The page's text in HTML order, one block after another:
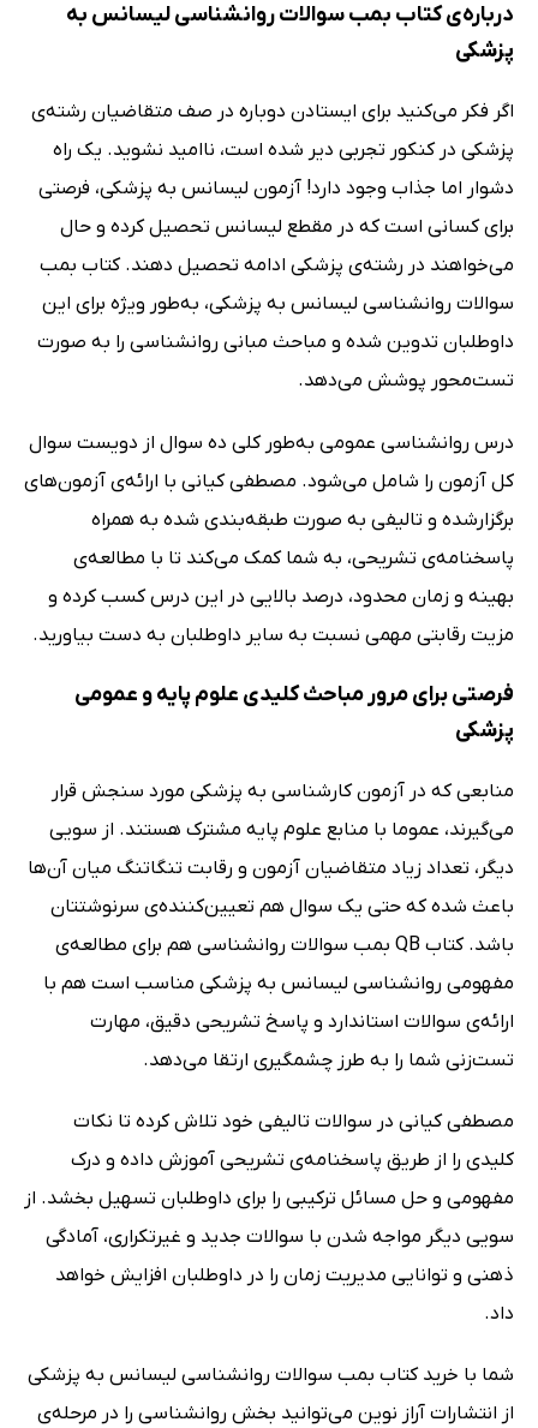
درباره‌ی کتاب بمب سوالات روانشناسی لیسانس به
پزشکی
اگر فکر می‌کنید برای ایستادن دوباره در صف متقاضیان رشته‌ی
پزشکی در کنکور تجربی دیر شده است، ناامید نشوید. یک راه
دشوار اما جذاب وجود دارد! آزمون لیسانس به پزشکی، فرصتی
برای کسانی است که در مقطع لیسانس تحصیل کرده و حال
می‌خواهند در رشته‌ی پزشکی ادامه تحصیل دهند. کتاب بمب
سوالات روانشناسی لیسانس به پزشکی، به‌طور ویژه برای این
داوطلبان تدوین شده و مباحث مبانی روانشناسی را به صورت
تست‌محور پوشش می‌دهد.
درس روانشناسی عمومی به‌طور کلی ده سوال از دویست سوال
کل آزمون را شامل می‌شود. مصطفی کیانی با ارائه‌ی آزمون‌های
برگزارشده و تالیفی به صورت طبقه‌بندی شده به همراه
پاسخنامه‌ی تشریحی، به شما کمک می‌کند تا با مطالعه‌ی
بهینه و زمان محدود، درصد بالایی در این درس کسب کرده و
مزیت رقابتی مهمی نسبت به سایر داوطلبان به دست بیاورید.
فرصتی برای مرور مباحث کلیدی علوم پایه و عمومی
پزشکی
منابعی که در آزمون کارشناسی به پزشکی مورد سنجش قرار
می‌گیرند، عموما با منابع علوم پایه مشترک هستند. از سویی
دیگر، تعداد زیاد متقاضیان آزمون و رقابت تنگاتنگ میان آن‌ها
باعث شده که حتی یک سوال هم تعیین‌کننده‌ی سرنوشتتان
باشد. کتاب QB بمب سوالات روانشناسی هم برای مطالعه‌ی
مفهومی روانشناسی لیسانس به پزشکی مناسب است هم با
ارائه‌ی سوالات استاندارد و پاسخ تشریحی دقیق، مهارت
تست‌زنی شما را به طرز چشمگیری ارتقا می‌دهد.
مصطفی کیانی در سوالات تالیفی خود تلاش کرده تا نکات
کلیدی را از طریق پاسخنامه‌ی تشریحی آموزش داده و درک
مفهومی و حل مسائل ترکیبی را برای داوطلبان تسهیل بخشد. از
سویی دیگر مواجه شدن با سوالات جدید و غیرتکراری، آمادگی
ذهنی و توانایی مدیریت زمان را در داوطلبان افزایش خواهد
داد.
شما با خرید کتاب بمب سوالات روانشناسی لیسانس به پزشکی
از انتشارات آراز نوین می‌توانید بخش روانشناسی را در مرحله‌ی